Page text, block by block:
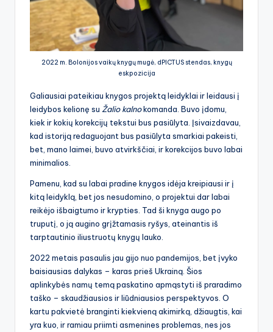
2022 m. Bolonijos vaikų knygų mugė, dPICTUS stendas, knygų
eskpozicija
Galiausiai pateikiau knygos projektą leidyklai ir leidausi į
leidybos kelionę su Žalio kalnokomanda. Buvo įdomu,
kiek ir kokių korekcijų tekstui bus pasiūlyta. Įsivaizdavau,
kad istoriją redaguojant bus pasiūlyta smarkiai pakeisti,
bet, mano laimei, buvo atvirkščiai, ir korekcijos buvo labai
minimalios.
Pamenu, kad su labai pradine knygos idėja kreipiausi ir į
kitą leidyklą, bet jos nesudomino, o projektui dar labai
reikėjo išbaigtumo ir krypties. Tad ši knyga augo po
truputį, o ją augino grįžtamasis ryšys, ateinantis iš
tarptautinio iliustruotų knygų lauko.
2022 metais pasaulis jau gijo nuo pandemijos, bet įvyko
baisiausias dalykas – karas prieš Ukrainą. Šios
aplinkybės namų temą paskatino apmąstyti iš praradimo
taško – skaudžiausios ir liūdniausios perspektyvos. O
kartu pakvietė branginti kiekvieną akimirką, džiaugtis, kai
yra kuo, ir ramiau priimti asmenines problemas, nes jos